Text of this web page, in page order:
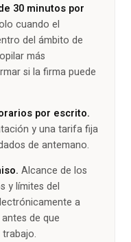
30 minutos por
cuando el
del ámbito de
más
si la firma puede
por escrito.
y una tarifa fija
de antemano.
Alcance de los
y límites del
a
de que